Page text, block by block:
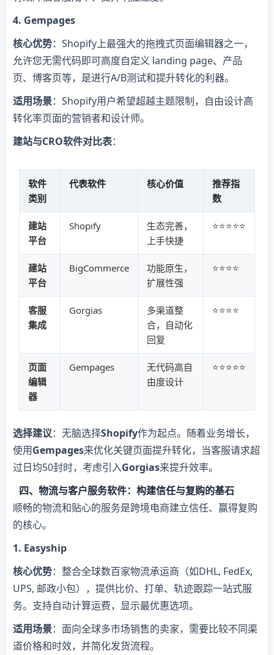
​4. Gempages​
​核心优势​​：Shopify上最强大的拖拽式页面编辑器之一，
允许您无需代码即可高度自定义 landing page、产品
页、博客页等，是进行A/B测试和提升转化的利器。
​适用场景​​：Shopify用户希望超越主题限制，自由设计高
转化率页面的营销者和设计师。
​建站与CRO软件对比表​​：
软件
类别
代表软件 核心价值
推荐指
数
​建站
平台​
Shopify
生态完善，
上手快捷
⭐⭐⭐⭐⭐
​建站
平台​
BigCommerce
功能原生，
扩展性强
⭐⭐⭐⭐
​客服
集成​
Gorgias
多渠道整
合，自动化
回复
⭐⭐⭐⭐
​页面
编辑
器​
Gempages
无代码高自
由度设计
⭐⭐⭐⭐⭐
​选择建议​​：无脑选择​​Shopify​​作为起点。随着业务增长，
使用​​Gempages​​来优化关键页面提升转化，当客服请求超
过日均50封时，考虑引入​​Gorgias​​来提升效率。
四、物流与客户服务软件：构建信任与复购的基石
顺畅的物流和贴心的服务是跨境电商建立信任、赢得复购
的核心。
​1. Easyship​
​核心优势​​：整合全球数百家物流承运商（如DHL, FedEx,
UPS, 邮政小包），提供比价、打单、轨迹跟踪一站式服
务。支持自动计算运费，显示最优惠选项。
​适用场景​​：面向全球多市场销售的卖家，需要比较不同渠
道价格和时效，并简化发货流程。